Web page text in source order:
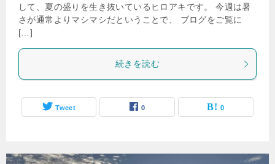
して、夏の盛りを生き抜いているヒロアキです。 今週は暑
さが通常よりマシマシだということで、 ブログをご覧に
[…]
続きを読む
Tweet 0 0